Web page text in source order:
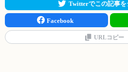
Twitterでこの記事を
Facebook
URLコピー